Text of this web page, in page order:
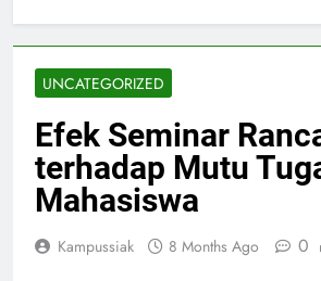
UNCATEGORIZED
Efek Seminar
terhadap Mutu
Mahasiswa
Kampussiak 8 Months Ago 0